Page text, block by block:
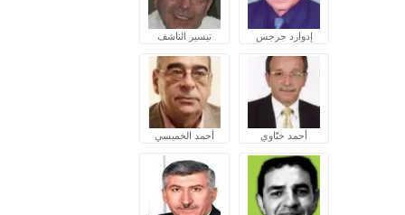
إدوارد جرجس تيسير الناشف
أحمد ختّاوي أحمد الخميسي